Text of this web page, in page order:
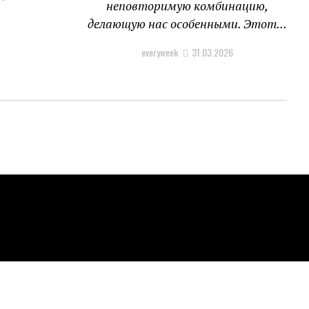
неповторимую комбинацию,
делающую нас особенными. Этот...
everyweek 31.03.2026